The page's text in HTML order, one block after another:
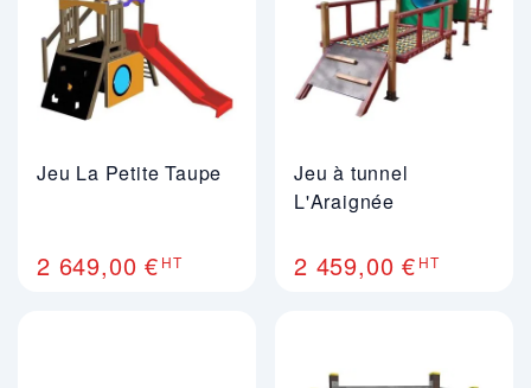
Jeu La Petite Taupe
2 649,00 € HT
Jeu à tunnel
L'Araignée
2 459,00 € HT